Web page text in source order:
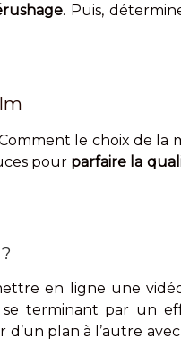
. Puis,
le choix de la
pour parfaire la
en ligne une
se terminant par un
d’un plan à l’autre